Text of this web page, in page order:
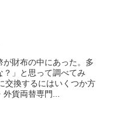
財布の中にあった。多
」と思って調べてみ
交換するにはいくつか方
外貨両替専門...